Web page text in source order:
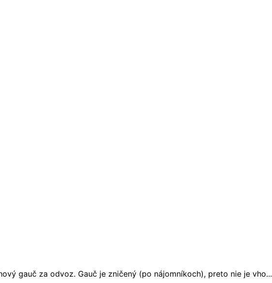
gauč za odvoz. Gauč je zničený (po nájomníkoch), preto nie je vho...